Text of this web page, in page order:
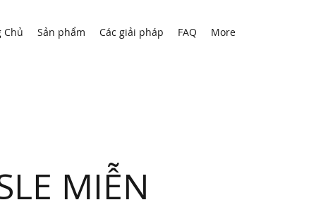
Chủ Sản phẩm Các giải pháp FAQ More
MIỄN